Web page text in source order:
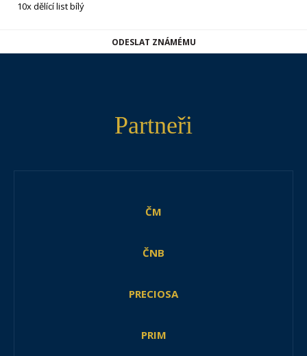
10x dělící list bílý
ODESLAT ZNÁMÉMU
Partneři
ČM
ČNB
PRECIOSA
PRIM